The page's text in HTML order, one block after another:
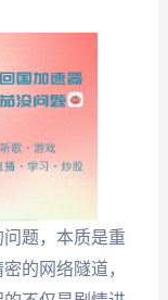
题，本质是重
的网络隧道，